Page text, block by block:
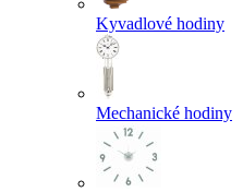
Kyvadlové hodiny
Mechanické hodiny